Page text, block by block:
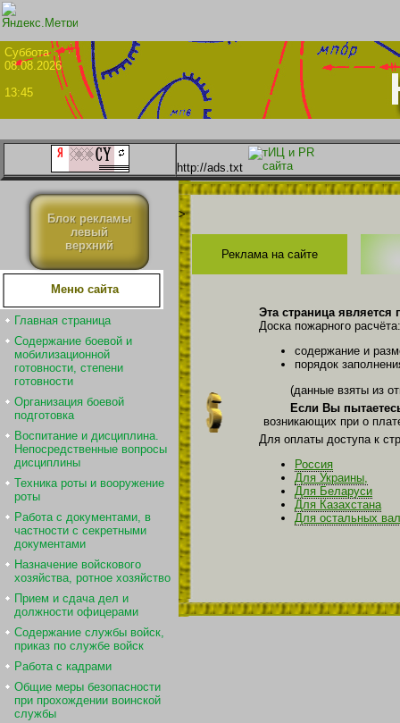
08.08.2026
13:45
http://ads.txt
Блок рекламы
левый
верхний
Меню сайта
Главная страница
Содержание боевой и
мобилизационной
готовности, степени
готовности
Организация боевой
подготовка
Воспитание и дисциплина.
Непосредственные вопросы
дисциплины
Техника роты и вооружение
роты
Работа с документами, в
частности с секретными
документами
Назначение войскового
хозяйства, ротное хозяйство
Прием и сдача дел и
должности офицерами
Содержание службы войск,
приказ по службе войск
Работа с кадрами
Общие меры безопасности
при прохождении воинской
службы
>
Реклама на сайте
Эта страница является
Доска пожарного расчёта:
содержание и
порядок
(данные взяты из
Если Вы
возникающих при о
Для оплаты доступа к
Россия
Для Украины,
Для Беларуси
Для Казахстана
Для остальных